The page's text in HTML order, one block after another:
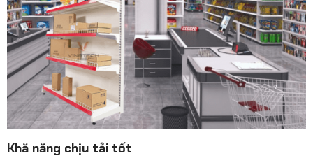
Khă năng chịu tải tốt